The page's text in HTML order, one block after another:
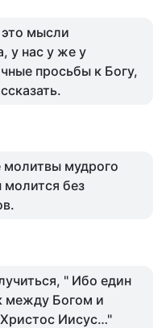
мысли
у нас у же у
просьбы к Богу,
молитвы мудрого
молится без
" Ибо един
между Богом и
Иисус…"